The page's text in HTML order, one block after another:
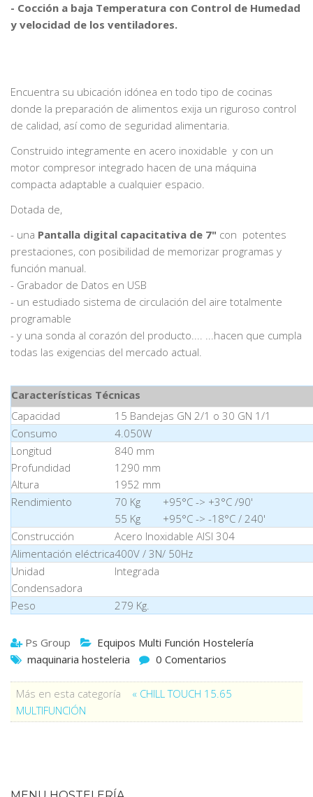
- Cocción a baja Temperatura con Control de Humedad
y velocidad de los ventiladores.
Encuentra su ubicación idónea en todo tipo de cocinas
donde la preparación de alimentos exija un riguroso control
de calidad, así como de seguridad alimentaria.
Construido integramente en acero inoxidable y con un
motor compresor integrado hacen de una máquina
compacta adaptable a cualquier espacio.
Dotada de,
- una Pantalla digital capacitativa de 7" con potentes
prestaciones, con posibilidad de memorizar programas y
función manual.
- Grabador de Datos en USB
- un estudiado sistema de circulación del aire totalmente
programable
- y una sonda al corazón del producto.... ...hacen que cumpla
todas las exigencias del mercado actual.
Características Técnicas
Capacidad
15 Bandejas GN 2/1 o 30 GN 1/1
Consumo
4.050W
Longitud
Profundidad
Altura
840 mm
1290 mm
1952 mm
Rendimiento
70 Kg +95°C -> +3°C /
55 Kg +95°C -> -18°C /
Construcción
Acero Inoxidable AISI 304
Alimentación eléctrica400V / 3N/ 50Hz
Unidad
Condensadora
Integrada
Peso 279 Kg.
Ps Group
Equipos Multi Función Hostelería
maquinaria hosteleria
0 Comentarios
Más en esta categoría
« CHILL TOUCH 15.65
MULTIFUNCIÓN